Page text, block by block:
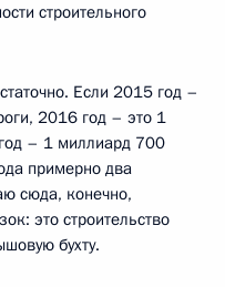
строительного
Если 2015 год –
2016 год – это 1
– 1 миллиард 700
примерно два
сюда, конечно,
это строительство
бухту.